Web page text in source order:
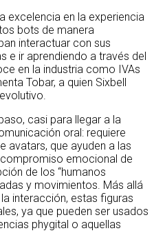
excelencia en la experiencia
bots de manera
interactuar con sus
e ir aprendiendo a través del
en la industria como IVAs
Tobar, a quien Sixbell
casi para llegar a la
oral: requiere
avatars, que ayuden a las
emocional de
de los “humanos
y movimientos. Más allá
interacción, estas figuras
ya que pueden ser usados
phygital o aquellas